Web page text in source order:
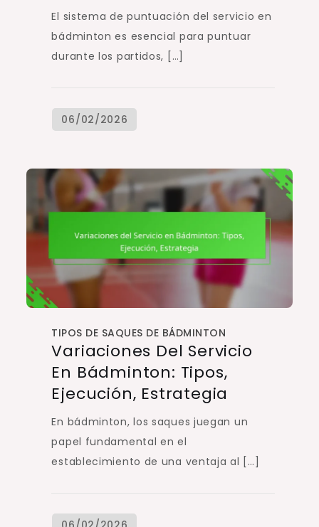
El sistema de puntuación del servicio en
bádminton es esencial para puntuar
durante los partidos, […]
TIPOS DE SAQUES DE BÁDMINTON
Variaciones Del Servicio
En Bádminton: Tipos,
Ejecución, Estrategia
En bádminton, los saques juegan un
papel fundamental en el
establecimiento de una ventaja al […]